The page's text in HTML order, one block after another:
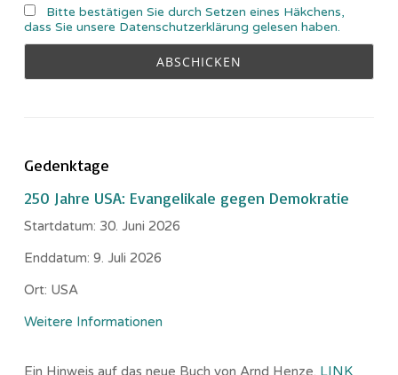
Bitte bestätigen Sie durch Setzen eines Häkchens,
dass Sie unsere Datenschutzerklärung gelesen haben.
Gedenktage
250 Jahre USA: Evangelikale gegen Demokratie
Startdatum: 30. Juni 2026
Enddatum: 9. Juli 2026
Ort: USA
Weitere Informationen
Ein Hinweis auf das neue Buch von Arnd Henze. LINK